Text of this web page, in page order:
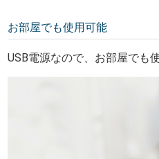
お部屋でも使用可能
USB電源なので、お部屋でも